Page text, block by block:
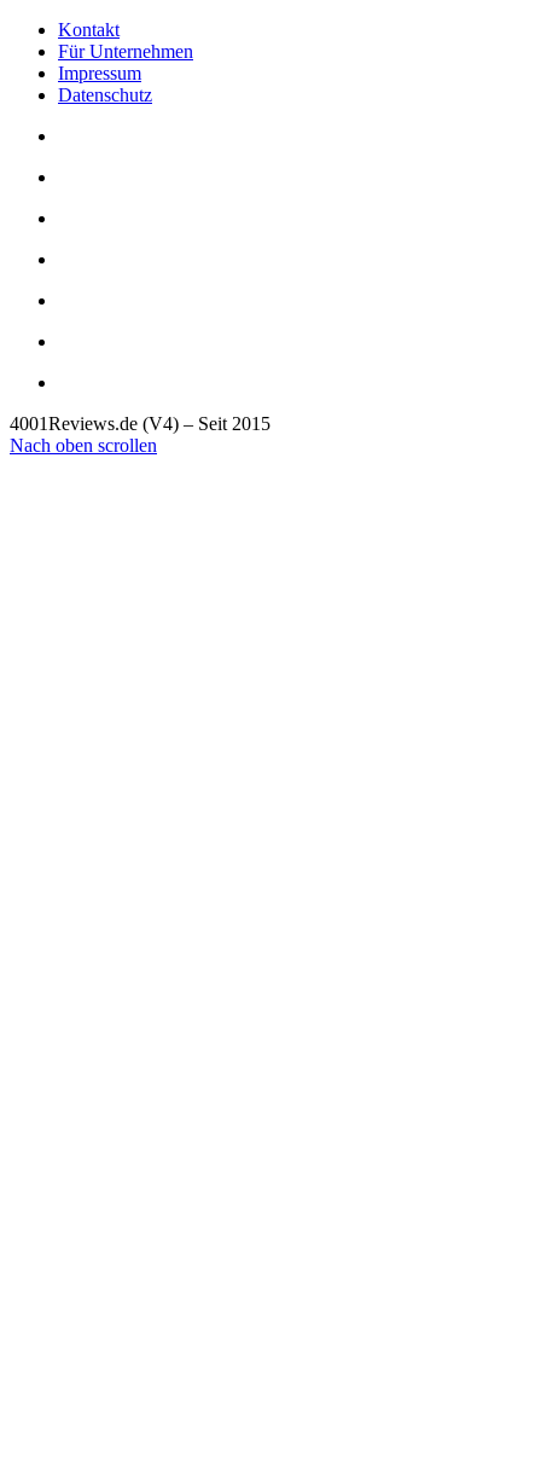
Kontakt
Für Unternehmen
Impressum
Datenschutz
4001Reviews.de (V4) – Seit 2015
Nach oben scrollen